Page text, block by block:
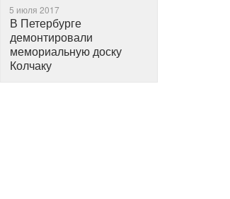
5 июля 2017
В Петербурге
демонтировали
мемориальную доску
Колчаку